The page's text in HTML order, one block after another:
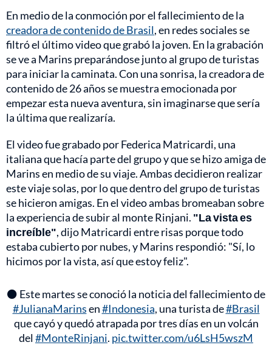
En medio de la conmoción por el fallecimiento de la
creadora de contenido de Brasil, en redes sociales se
filtró el último video que grabó la joven. En la grabación
se ve a Marins preparándose junto al grupo de turistas
para iniciar la caminata. Con una sonrisa, la creadora de
contenido de 26 años se muestra emocionada por
empezar esta nueva aventura, sin imaginarse que sería
la última que realizaría.
El video fue grabado por Federica Matricardi, una
italiana que hacía parte del grupo y que se hizo amiga de
Marins en medio de su viaje. Ambas decidieron realizar
este viaje solas, por lo que dentro del grupo de turistas
se hicieron amigas. En el video ambas bromeaban sobre
la experiencia de subir al monte Rinjani. "La vista es
increíble", dijo Matricardi entre risas porque todo
estaba cubierto por nubes, y Marins respondió: "Sí, lo
hicimos por la vista, así que estoy feliz".
⚫ Este martes se conoció la noticia del fallecimiento de
#JulianaMarinsen#Indonesia, una turista de#Brasil
que cayó y quedó atrapada por tres días en un volcán
del#MonteRinjani. pic.twitter.com/u6LsH5wszM